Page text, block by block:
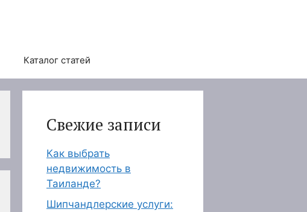
Каталог статей
Свежие записи
Как выбрать
недвижимость в
Таиланде?
Шипчандлерские услуги: